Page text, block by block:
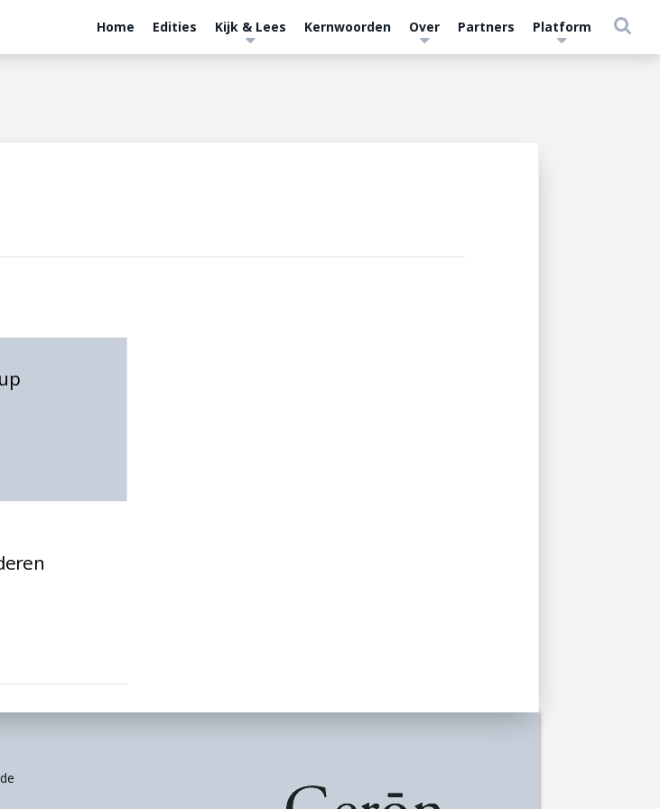
Home Edities Kijk & Lees Kernwoorden Over Partners Platform